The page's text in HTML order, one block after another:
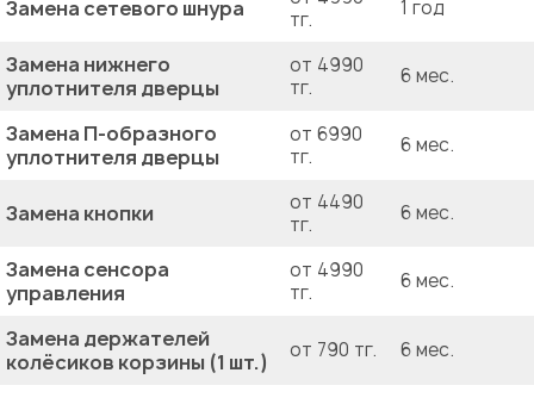
Замена сетевого шнура
тг.
1 год
Замена нижнего
уплотнителя дверцы
от 4990
тг.
6 мес.
Замена П-образного
уплотнителя дверцы
от 6990
тг.
6 мес.
Замена кнопки
от 4490
тг.
6 мес.
Замена сенсора
управления
от 4990
тг.
6 мес.
Замена держателей
колёсиков корзины (1 шт.)
от 790 тг. 6 мес.